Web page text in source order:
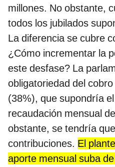
millones. No obstante,
todos los jubilados
La diferencia se cubre
¿Cómo incrementar la
este desfase? La
obligatoriedad del
(38%), que supondría
recaudación mensual
obstante, se tendría
contribuciones. El
aporte mensual suba